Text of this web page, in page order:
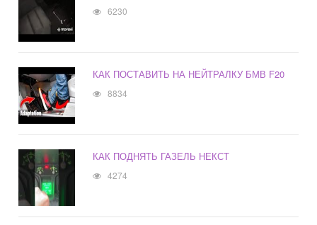
6230
КАК ПОСТАВИТЬ НА НЕЙТРАЛКУ БМВ F20
8834
КАК ПОДНЯТЬ ГАЗЕЛЬ НЕКСТ
4274